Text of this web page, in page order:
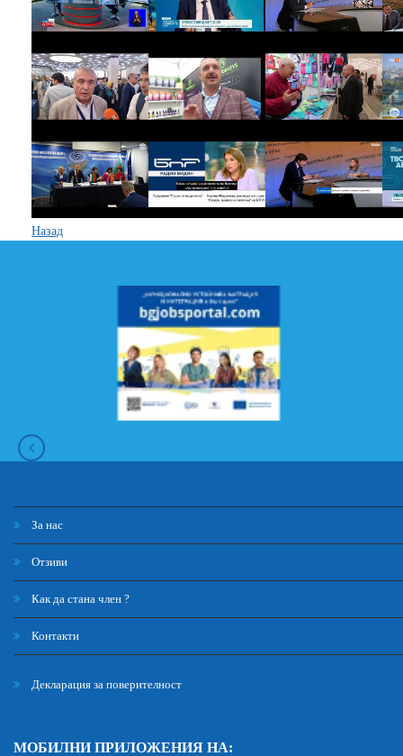
Назад
За нас
Отзиви
Как да стана член ?
Контакти
Декларация за поверителност
МОБИЛНИ ПРИЛОЖЕНИЯ НА: